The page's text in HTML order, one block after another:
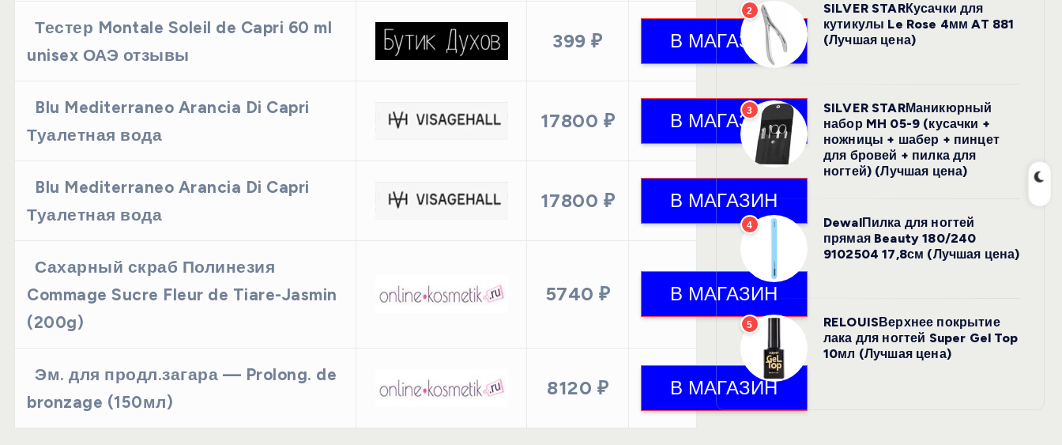
Тестер Montale Soleil de Capri 60 ml
unisex ОАЭ отзывы
399 ₽
Blu Mediterraneo Arancia Di Capri
Туалетная вода
17800 ₽
Blu Mediterraneo Arancia Di Capri
Туалетная вода
17800 ₽
Сахарный скраб Полинезия
Commage Sucre Fleur de Tiare-Jasmin
(200g)
5740 ₽
Эм. для продл.загара — Prolong. de
bronzage (150мл)
8120 ₽
2
SILVER STARКусачки для
кутикулы Le Rose 4мм AT 881
(Лучшая цена)
3
SILVER STARМаникюрный
набор MH 05-9 (кусачки +
ножницы + шабер + пинцет
для бровей + пилка для
ногтей) (Лучшая цена)
4
DewalПилка для ногтей
прямая Beauty 180/240
9102504 17,8см (Лучшая цена)
5
RELOUISВерхнее покрытие
лака для ногтей Super Gel Top
10мл (Лучшая цена)